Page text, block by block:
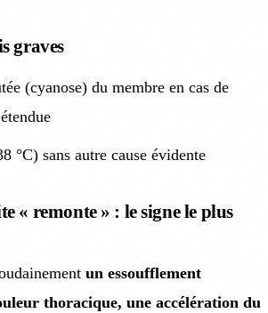
graves
(cyanose) du membre en cas de
°C) sans autre cause évidente
« remonte » : le signe le plus
un essoufflement
thoracique, une accélération du